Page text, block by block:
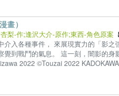
畫）
梨-作;逢沢大介-原作;東西-角色原案
介入各種事件， 來展現實力的「影
覺到戰鬥的氣息。 這一刻，闇影的
2022 ©Touzai 2022
者
首刷售完即無贈品)